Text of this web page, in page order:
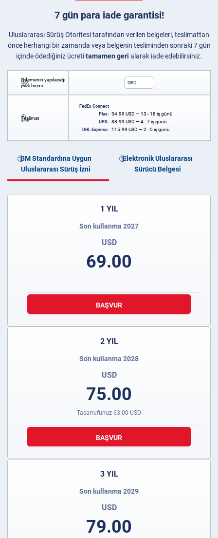
7 gün para iade garantisi!
Uluslararası Sürüş Otoritesi tarafından verilen belgeleri, teslimattan
önce herhangi bir zamanda veya belgenin tesliminden sonraki 7 gün
içinde ödediğiniz ücretitamamen geri alarak iade edebilirsiniz.
Ödemenin yapılacağı
para birimi
USD
Teslimat
FedEx Connect
Plus:
34.99 USD — 13 - 18 iş günü
UPS: 88.99 USD — 4 - 7 iş günü
DHL Express: 115.99 USD — 2 - 5 iş günü
BM Standardına Uygun
Uluslararası Sürüş İzni
Elektronik Uluslararası
Sürücü Belgesi
1 YIL
Son kullanma 2027
USD
69.00
BAŞVUR
2 YIL
Son kullanma 2028
USD
75.00
Tasarrufunuz 63.00 USD
BAŞVUR
3 YIL
Son kullanma 2029
USD
79.00